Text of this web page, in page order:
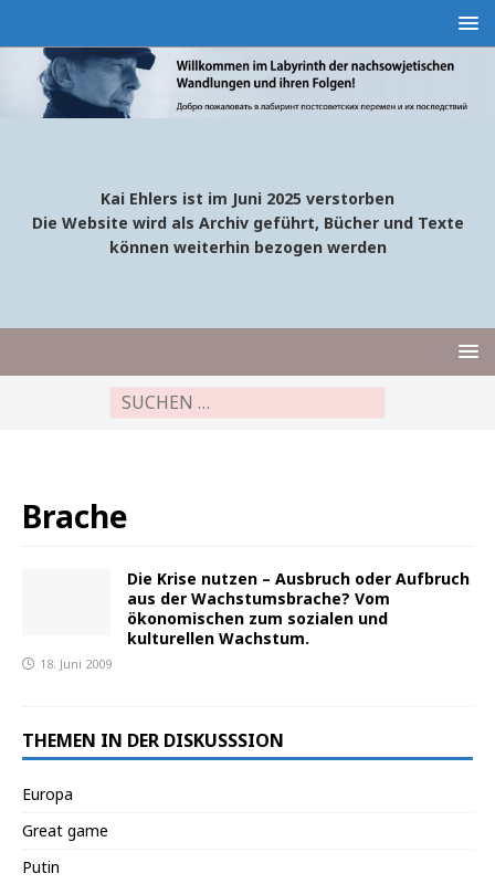
Kai Ehlers ist im Juni 2025 verstorben
Die Website wird als Archiv geführt, Bücher und Texte
können weiterhin bezogen werden
Brache
Die Krise nutzen – Ausbruch oder Aufbruch
aus der Wachstumsbrache? Vom
ökonomischen zum sozialen und
kulturellen Wachstum.
18. Juni 2009
THEMEN IN DER DISKUSSSION
Europa
Great game
Putin